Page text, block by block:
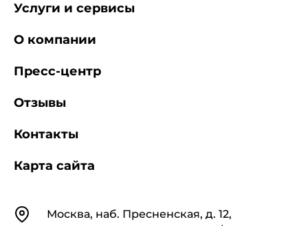
КонтактыМосква, наб. Пресненская, д. 12,
Услуги и сервисы
О компании
Пресс-центр
Отзывы
Контакты
Карта сайта